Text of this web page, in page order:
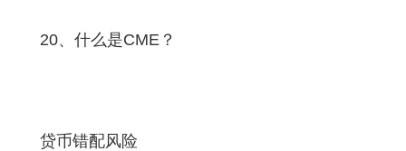
20、什么是CME？
贷币错配风险